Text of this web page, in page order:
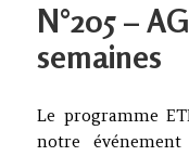
N°205 –
semaines
Le programme
notre